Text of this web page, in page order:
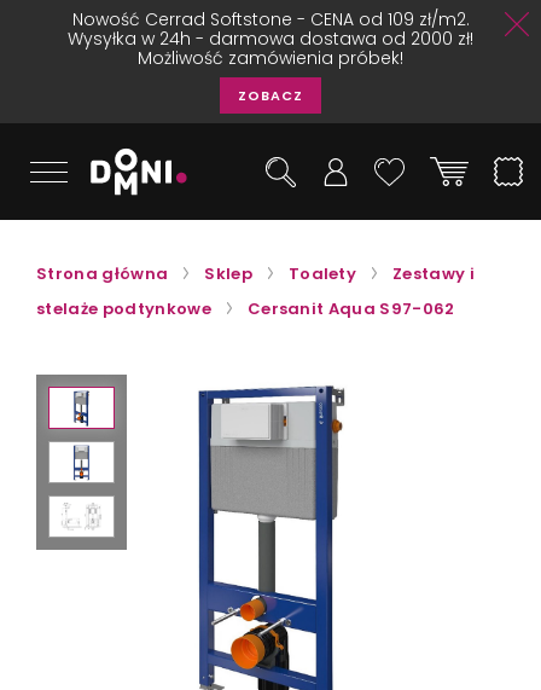
Nowość Cerrad Softstone - CENA od 109 zł/m2.
Wysyłka w 24h - darmowa dostawa od 2000 zł!
Możliwość zamówienia próbek!
ZOBACZ
Strona główna Sklep Toalety
Zestawy i
stelaże podtynkowe
Cersanit Aqua S97-062